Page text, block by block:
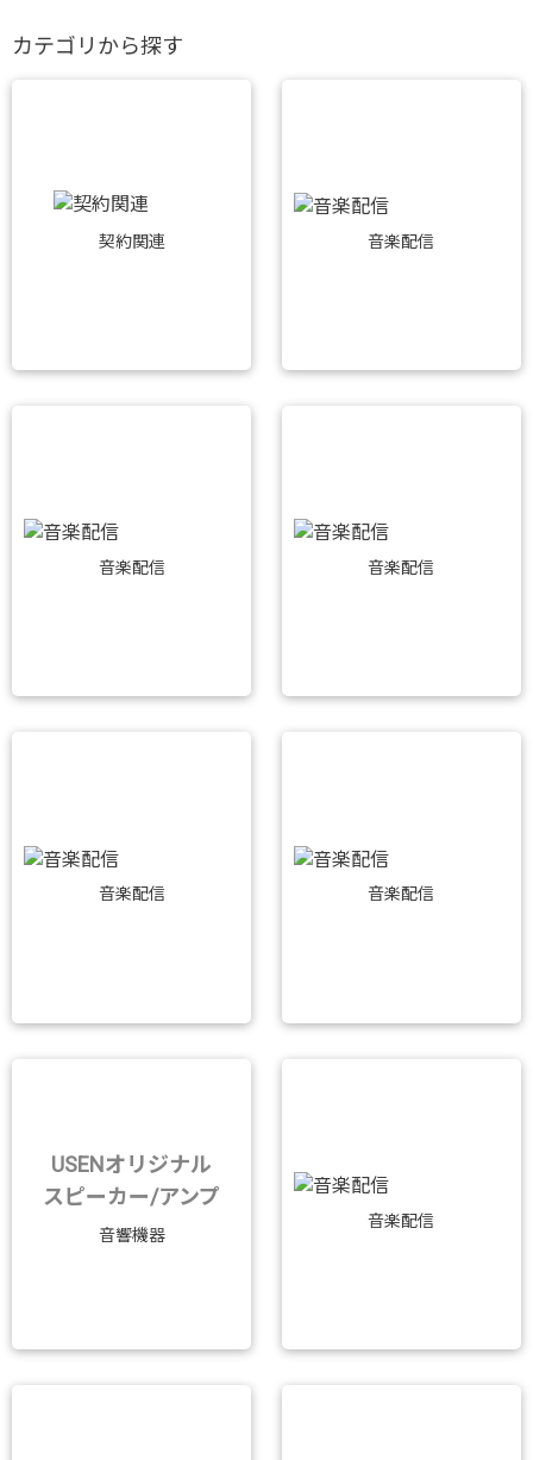
カテゴリから探す
契約関連 音楽配信
音楽配信 音楽配信
音楽配信 音楽配信
USENオリジナル
スピーカー/アンプ
音響機器
音楽配信